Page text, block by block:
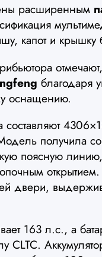
расширенным
капот и крышку
благодаря
оснащению.
составляют
получила
поясную
двери,
163 л.с., а
CLTC.